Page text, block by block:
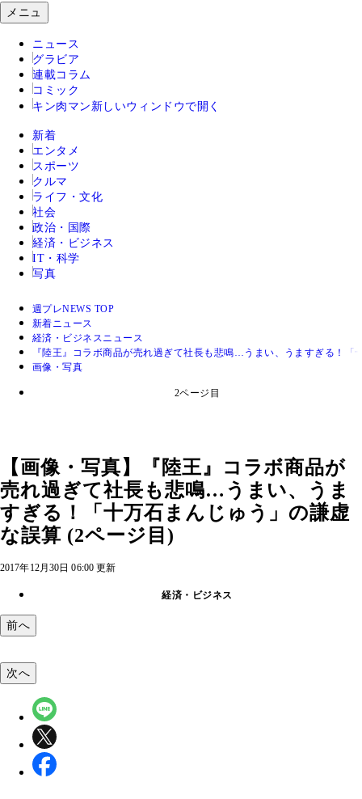
メニュ
ニュース
グラビア
連載コラム
コミック
キン肉マン 新しいウィンドウで開く
新着
エンタメ
スポーツ
クルマ
ライフ・文化
社会
政治・国際
経済・ビジネス
IT・科学
写真
週プレNEWS TOP
新着ニュース
経済・ビジネスニュース
『陸王』コラボ商品が売れ過ぎて社長も悲鳴…うまい、うますぎる！「
画像・写真
2ページ目
【画像・写真】『陸王』コラボ商品が
売れ過ぎて社長も悲鳴…うまい、うま
すぎる！「十万石まんじゅう」の謙虚
な誤算 (2ページ目)
2017年12月30日 06:00 更新
経済・ビジネス
前へ
次へ